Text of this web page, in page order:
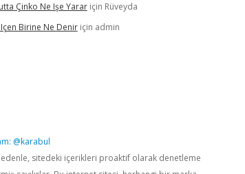
Çinko Ne Işe Yarariçin Rüveyda
Içen Birine Ne Deniriçin admin
@karabul
sitedeki içerikleri proaktif olarak denetleme